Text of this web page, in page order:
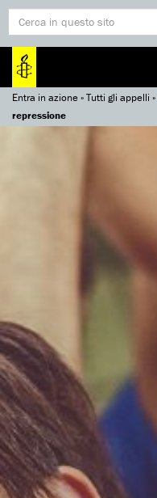
Entra in azione»Tutti gli appelli »
repressione